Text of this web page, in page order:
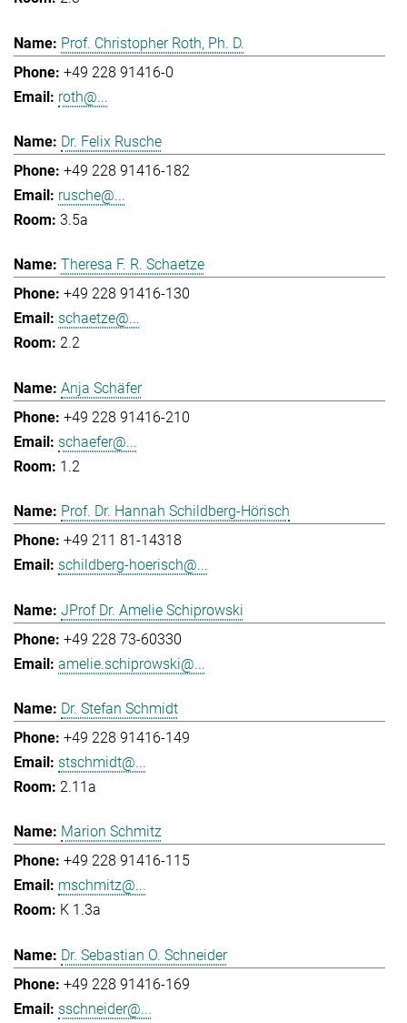
Prof. Christopher Roth, Ph. D.
+49 228 91416-0
roth@...
Dr. Felix Rusche
+49 228 91416-182
rusche@...
3.5a
Theresa F. R. Schaetze
+49 228 91416-130
schaetze@...
2.2
Anja Schäfer
+49 228 91416-210
schaefer@...
1.2
Prof. Dr. Hannah Schildberg-Hörisch
+49 211 81-14318
schildberg-hoerisch@...
JProf Dr. Amelie Schiprowski
+49 228 73-60330
amelie.schiprowski@...
Dr. Stefan Schmidt
+49 228 91416-149
stschmidt@...
2.11a
Marion Schmitz
+49 228 91416-115
mschmitz@...
K 1.3a
Dr. Sebastian O. Schneider
+49 228 91416-169
sschneider@...